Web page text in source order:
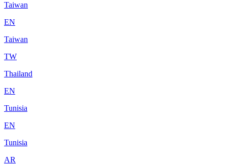
Taiwan
EN
Taiwan
TW
Thailand
EN
Tunisia
EN
Tunisia
AR